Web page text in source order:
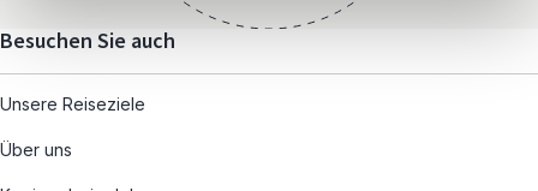
Besuchen Sie auch
Unsere Reiseziele
Über uns